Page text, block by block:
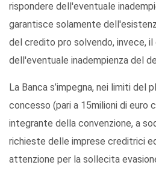
rispondere dell'eventuale
garantisce solamente
del credito pro solvendo, invece,
dell'eventuale inadempienza del
La Banca s’impegna, nei limiti del
concesso (pari a 15milioni di euro
integrante della convenzione, a
richieste delle imprese creditrici
attenzione per la sollecita